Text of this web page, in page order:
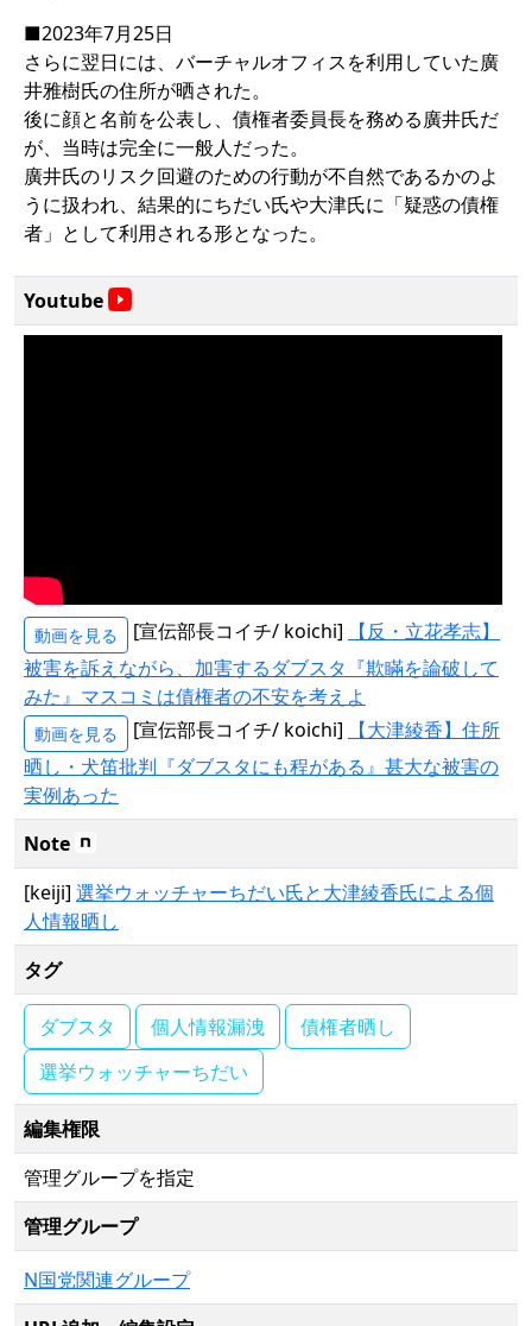
■2023年7月25日
さらに翌日には、バーチャルオフィスを利用していた廣
井雅樹氏の住所が晒された。
後に顔と名前を公表し、債権者委員長を務める廣井氏だ
が、当時は完全に一般人だった。
廣井氏のリスク回避のための行動が不自然であるかのよ
うに扱われ、結果的にちだい氏や大津氏に「疑惑の債権
者」として利用される形となった。
Youtube
動画を見る [宣伝部長コイチ/ koichi]
【反・立花孝志】
被害を訴えながら、加害するダブスタ『欺瞞を論破して
みた』マスコミは債権者の不安を考えよ
動画を見る [宣伝部長コイチ/ koichi]
【大津綾香】住所
晒し・犬笛批判『ダブスタにも程がある』甚大な被害の
実例あった
Note
[keiji] 選挙ウォッチャーちだい氏と大津綾香氏による個
人情報晒し
タグ
ダブスタ 個人情報漏洩
債権者晒し
選挙ウォッチャーちだい
編集権限
管理グループを指定
管理グループ
N国党関連グループ